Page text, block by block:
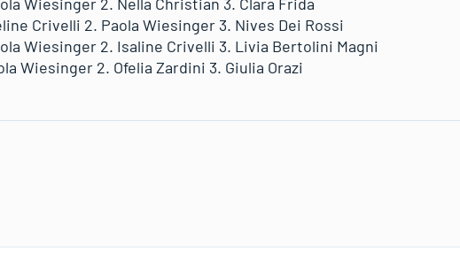
Crivelli 2. Paola Wiesinger 3. Nives Dei Rossi
Wiesinger 2. Isaline Crivelli 3. Livia Bertolini Magni
Wiesinger 2. Ofelia Zardini 3. Giulia Orazi